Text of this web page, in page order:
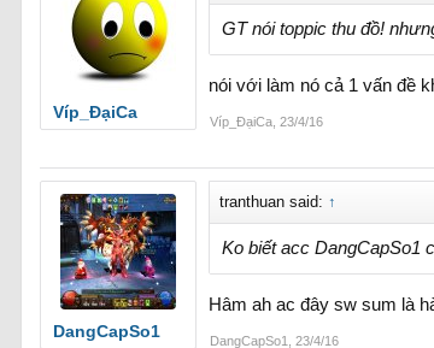
Víp_ĐạiCa
GT nói toppic thu đồ!
nói với làm nó cả 1 vấn đề
Víp_ĐạiCa 23/4/16
DangCapSo1
tranthuan said: ↑
Ko biết acc DangCapSo1
Hâm ah ac đây sw sum là
DangCapSo1 23/4/16